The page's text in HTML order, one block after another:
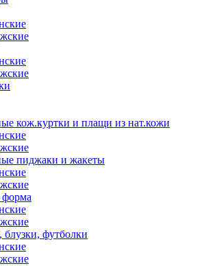
кож.куртки и плащи из нат.кожи
пиджаки и жакеты
футболки